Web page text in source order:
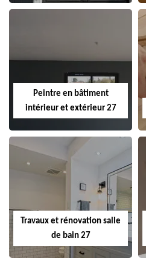
Peintre en bâtiment
intérieur et extérieur 27
Travaux et rénovation salle
de bain 27